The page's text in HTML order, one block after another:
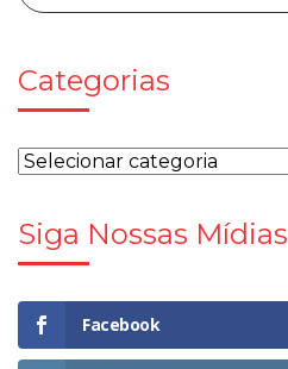
Categorias
Siga Nossas Mídias
Facebook